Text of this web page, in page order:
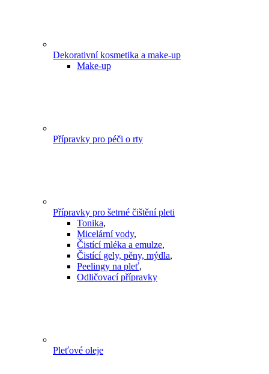
Dekorativní kosmetika a make-up
Make-up
Přípravky pro péči o rty
Přípravky pro šetrné čištění pleti
Tonika,
Micelární vody,
Čistící mléka a emulze,
Čistící gely, pěny, mýdla,
Peelingy na pleť,
Odličovací přípravky
Pleťové oleje